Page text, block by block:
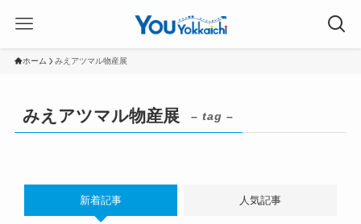
ホーム みえアツマル物産展
みえアツマル物産展 – tag –
新着記事 人気記事